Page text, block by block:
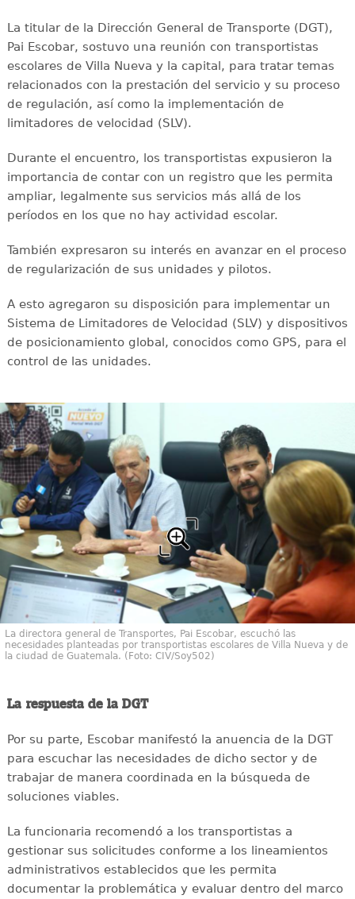
La titular de la Dirección General de Transporte (DGT),
Pai Escobar, sostuvo una reunión con transportistas
escolares de Villa Nueva y la capital, para tratar temas
relacionados con la prestación del servicio y su proceso
de regulación, así como la implementación de
limitadores de velocidad (SLV).
Durante el encuentro, los transportistas expusieron la
importancia de contar con un registro que les permita
ampliar, legalmente sus servicios más allá de los
períodos en los que no hay actividad escolar.
También expresaron su interés en avanzar en el proceso
de regularización de sus unidades y pilotos.
A esto agregaron su disposición para implementar un
Sistema de Limitadores de Velocidad (SLV) y dispositivos
de posicionamiento global, conocidos como GPS, para el
control de las unidades.
La directora general de Transportes, Pai Escobar, escuchó las
necesidades planteadas por transportistas escolares de Villa Nueva y de
la ciudad de Guatemala. (Foto: CIV/Soy502)
La respuesta de la DGT
Por su parte, Escobar manifestó la anuencia de la DGT
para escuchar las necesidades de dicho sector y de
trabajar de manera coordinada en la búsqueda de
soluciones viables.
La funcionaria recomendó a los transportistas a
gestionar sus solicitudes conforme a los lineamientos
administrativos establecidos que les permita
documentar la problemática y evaluar dentro del marco